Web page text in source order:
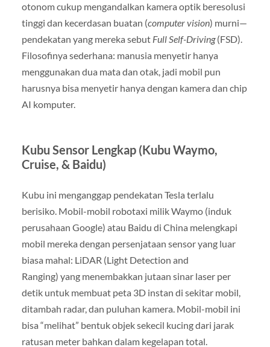
otonom cukup mengandalkan kamera optik beresolusi
tinggi dan kecerdasan buatan (computer vision) murni—
pendekatan yang mereka sebut Full Self-Driving(FSD).
Filosofinya sederhana: manusia menyetir hanya
menggunakan dua mata dan otak, jadi mobil pun
harusnya bisa menyetir hanya dengan kamera dan chip
AI komputer.
Kubu Sensor Lengkap (Kubu Waymo,
Cruise, & Baidu)
Kubu ini menganggap pendekatan Tesla terlalu
berisiko. Mobil-mobil robotaxi milik Waymo (induk
perusahaan Google) atau Baidu di China melengkapi
mobil mereka dengan persenjataan sensor yang luar
biasa mahal: LiDAR (Light Detection and
Ranging) yang menembakkan jutaan sinar laser per
detik untuk membuat peta 3D instan di sekitar mobil,
ditambah radar, dan puluhan kamera. Mobil-mobil ini
bisa “melihat” bentuk objek sekecil kucing dari jarak
ratusan meter bahkan dalam kegelapan total.